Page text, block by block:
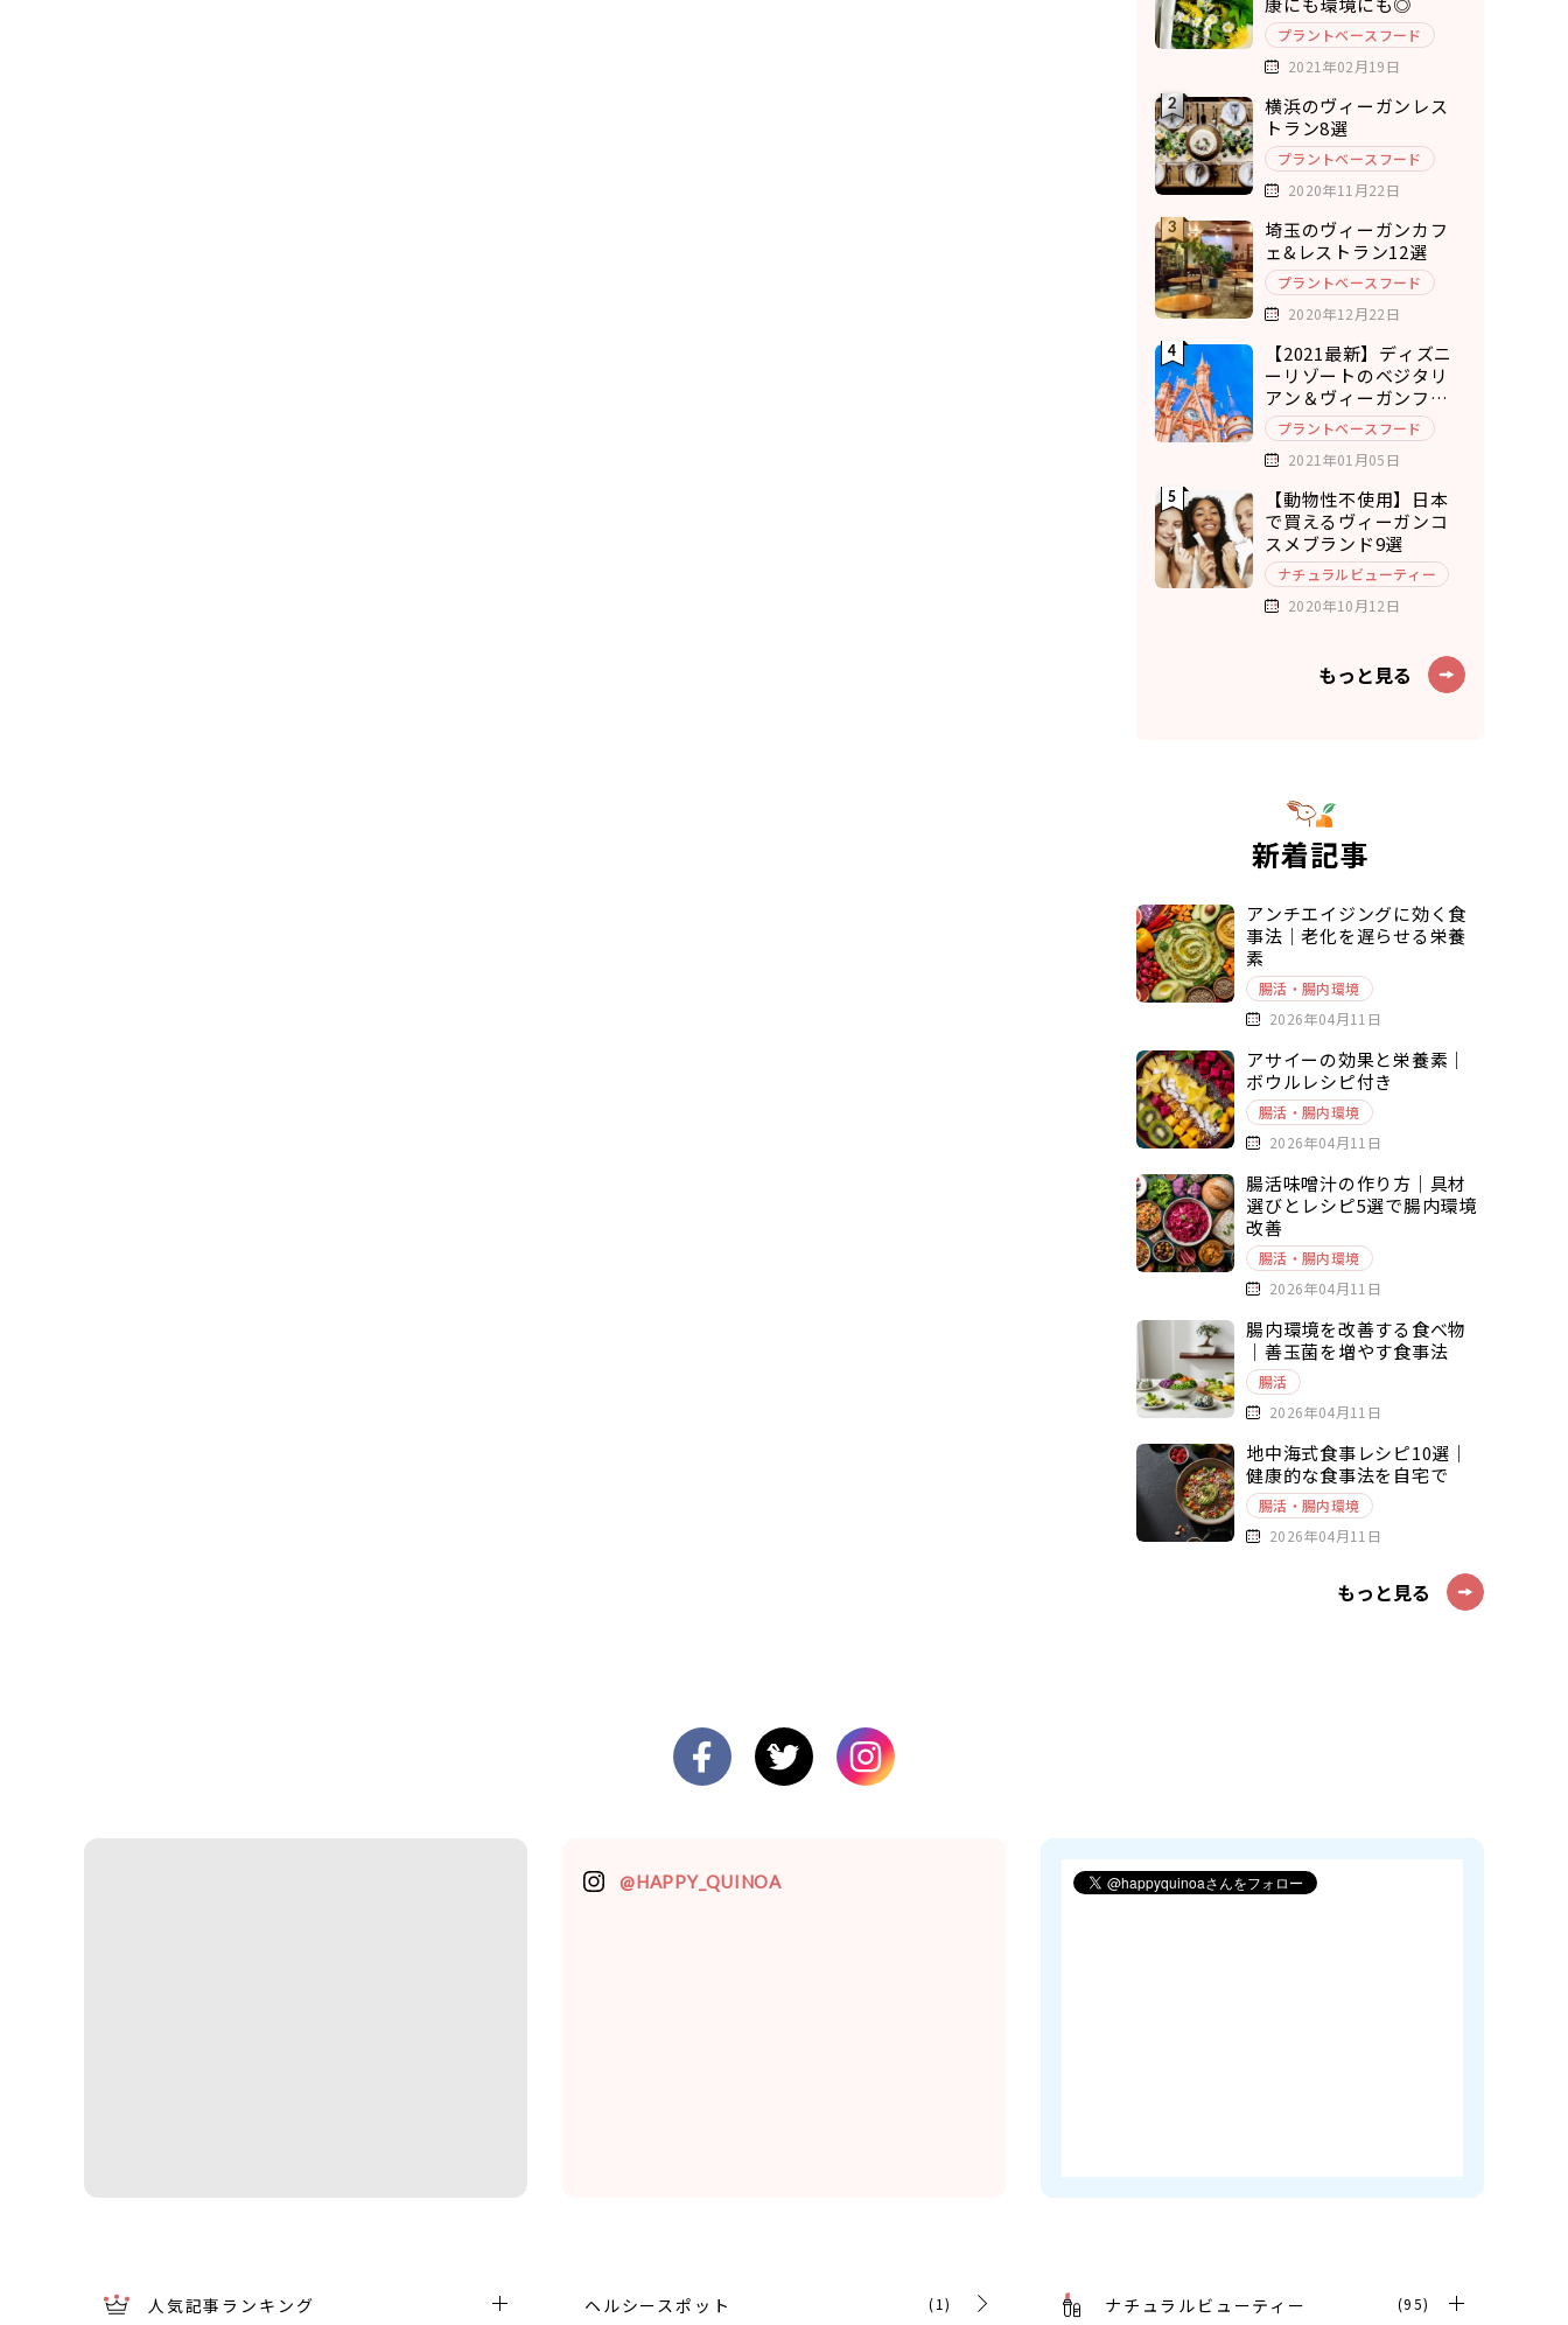
プラントベースフード
2021年02月19日
横浜のヴィーガンレス
トラン8選
プラントベースフード
2020年11月22日
埼玉のヴィーガンカフ
ェ&レストラン12選
プラントベースフード
2020年12月22日
【2021最新】ディズニ
ーリゾートのベジタリ
アン＆ヴィーガンフー
ド7選
プラントベースフード
2021年01月05日
【動物性不使用】日本
で買えるヴィーガンコ
スメブランド9選
ナチュラルビューティー
2020年10月12日
もっと見る
新着記事
アンチエイジングに効く食
事法｜老化を遅らせる栄養
素
腸活・腸内環境
2026年04月11日
アサイーの効果と栄養素｜
ボウルレシピ付き
腸活・腸内環境
2026年04月11日
腸活味噌汁の作り方｜具材
選びとレシピ5選で腸内環境
改善
腸活・腸内環境
2026年04月11日
腸内環境を改善する食べ物
｜善玉菌を増やす食事法
腸活
2026年04月11日
地中海式食事レシピ10選｜
健康的な食事法を自宅で
腸活・腸内環境
2026年04月11日
もっと見る
@HAPPY_QUINOA
人気記事ランキング ヘルシースポット (1) ナチュラルビューティー (95)